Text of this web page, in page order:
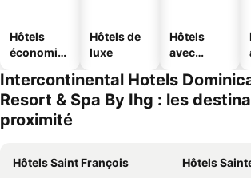
Hôtels
économiq
Hôtels de
luxe
Hôtels
avec
Intercontinental Hotels
Resort & Spa By Ihg : les
proximité
Hôtels Saint François
Hôtels